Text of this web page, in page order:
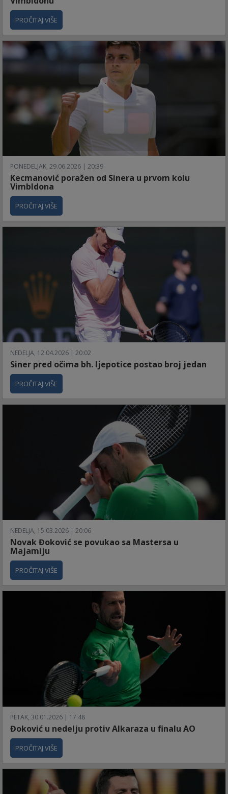
PROČITAJ VIŠE
PONEDELJAK, 29.06.2026 | 20:39
Kecmanović poražen od Sinera u prvom kolu
Vimbldona
PROČITAJ VIŠE
NEDELJA, 12.04.2026 | 20:02
Siner pred očima bh. ljepotice postao broj jedan
PROČITAJ VIŠE
NEDELJA, 15.03.2026 | 20:06
Novak Đoković se povukao sa Mastersa u
Majamiju
PROČITAJ VIŠE
PETAK, 30.01.2026 | 17:48
Đoković u nedelju protiv Alkaraza u finalu AO
PROČITAJ VIŠE